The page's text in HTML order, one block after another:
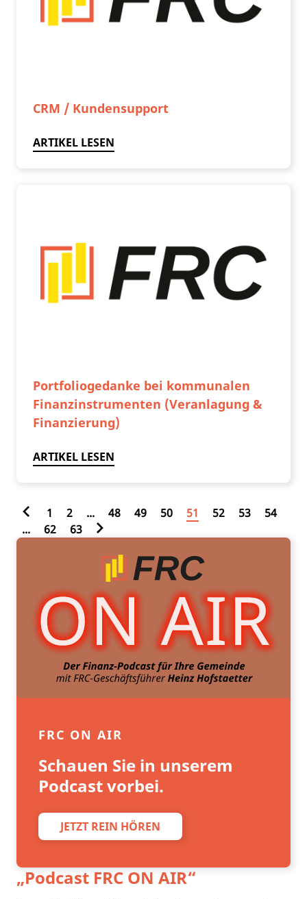
CRM / Kundensupport
ARTIKEL LESEN
Portfoliogedanke bei kommunalen
Finanzinstrumenten (Veranlagung &
Finanzierung)
ARTIKEL LESEN
1 2 ... 48 49 50 51 52 53
54
...
62 63
FRC ON AIR
Schauen Sie in unserem
Podcast vorbei.
JETZT REIN HÖREN
„Podcast FRC ON AIR“